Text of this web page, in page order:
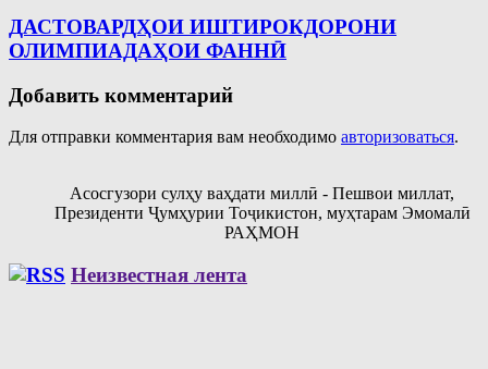
ДАСТОВАРДҲОИ ИШТИРОКДОРОНИ
ОЛИМПИАДАҲОИ ФАННӢ
Добавить комментарий
Для отправки комментария вам необходимо авторизоваться.
Асосгузори сулҳу ваҳдати миллӣ - Пешвои миллат,
Президенти Ҷумҳурии Тоҷикистон, муҳтарам Эмомалӣ
РАҲМОН
Неизвестная лента